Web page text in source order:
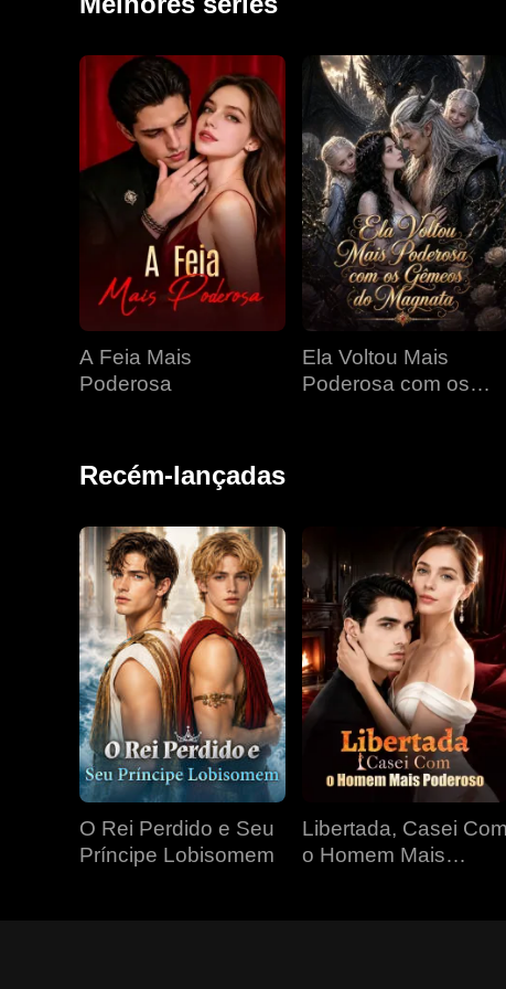
A Feia Mais
Poderosa
Ela Voltou Mais
Poderosa com os
Recém-lançadas
O Rei Perdido e Seu
Príncipe Lobisomem
Libertada, Casei Com
o Homem Mais